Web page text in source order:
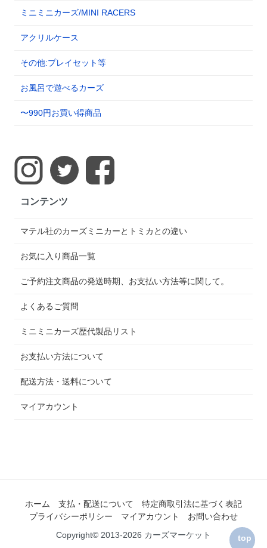
top
ミニミニカーズ/MINI RACERS
アクリルケース
その他:プレイセット等
お風呂で遊べるカーズ
〜990円お買い得商品
コンテンツ
マテル社のカーズミニカーとトミカとの違い
お気に入り商品一覧
ご予約注文商品の発送時期、お支払い方法等に関して。
よくあるご質問
ミニミニカーズ歴代製品リスト
お支払い方法について
配送方法・送料について
マイアカウント
ホーム 支払・配送について
特定商取引法に基づく表記
プライバシーポリシー
マイアカウント
お問い合わせ
Copyright© 2013-2026 カーズマーケット